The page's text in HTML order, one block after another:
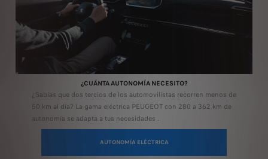
¿CUÁNTA AUTONOMÍA NECESITO?
¿Sabías que dos tercios de los automovilistas recorren menos de
50 km al día? La gama eléctrica PEUGEOT con 280 a 362 km de
autonomía se adapta a tus necesidades .
AUTONOMÍA ELÉCTRICA